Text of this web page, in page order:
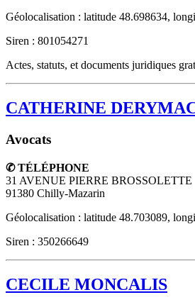
Géolocalisation : latitude 48.698634,
Siren : 801054271
Actes, statuts, et documents juridiques
CATHERINE
Avocats
✆ TÉLÉPHONE
31 AVENUE PIERRE BROSSOLETTE
91380 Chilly-Mazarin
Géolocalisation : latitude 48.703089,
Siren : 350266649
CECILE MONCALIS